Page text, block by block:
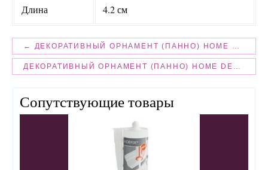
Длина 4.2 см
Сопутствующие товары